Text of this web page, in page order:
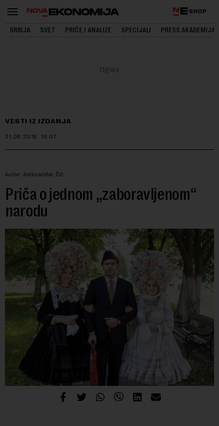
SHOP
SRBIJA SVET PRIČE I ANALIZE SPECIJALI PRESS AKADEMIJA
VESTI IZ IZDANJA
31.08.2018. 16:07
Autor: Aleksandar Žič
Priča o jednom „zaboravljenom“
narodu